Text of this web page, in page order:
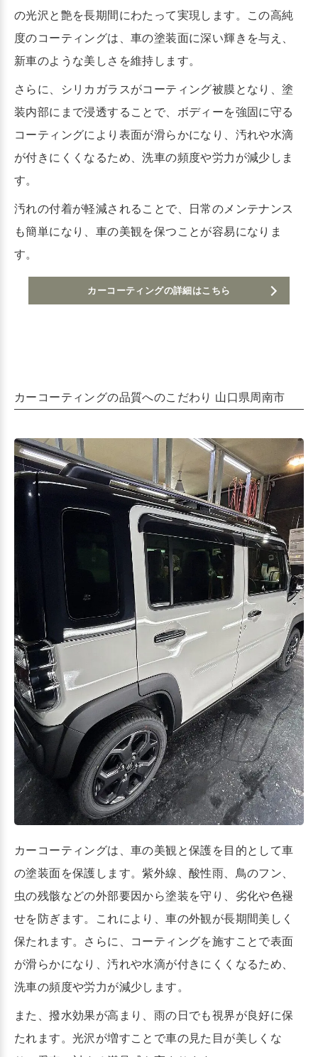
の光沢と艶を長期間にわたって実現します。この高純
度のコーティングは、車の塗装面に深い輝きを与え、
新車のような美しさを維持します。
さらに、シリカガラスがコーティング被膜となり、塗
装内部にまで浸透することで、ボディーを強固に守る
コーティングにより表面が滑らかになり、汚れや水滴
が付きにくくなるため、洗車の頻度や労力が減少しま
す。
汚れの付着が軽減されることで、日常のメンテナンス
も簡単になり、車の美観を保つことが容易になりま
す。
カーコーティングの詳細はこちら
カーコーティングの品質へのこだわり 山口県周南市
カーコーティングは、車の美観と保護を目的として車
の塗装面を保護します。紫外線、酸性雨、鳥のフン、
虫の残骸などの外部要因から塗装を守り、劣化や色褪
せを防ぎます。これにより、車の外観が長期間美しく
保たれます。さらに、コーティングを施すことで表面
が滑らかになり、汚れや水滴が付きにくくなるため、
洗車の頻度や労力が減少します。
また、撥水効果が高まり、雨の日でも視界が良好に保
たれます。光沢が増すことで車の見た目が美しくな